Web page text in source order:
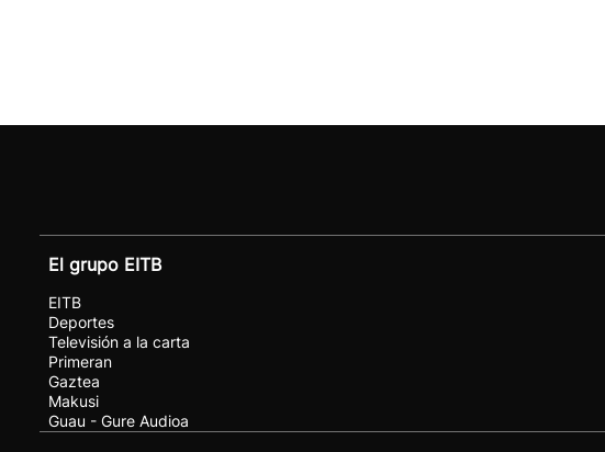
El grupo EITB
EITB
Deportes
Televisión a la carta
Primeran
Gaztea
Makusi
Guau - Gure Audioa